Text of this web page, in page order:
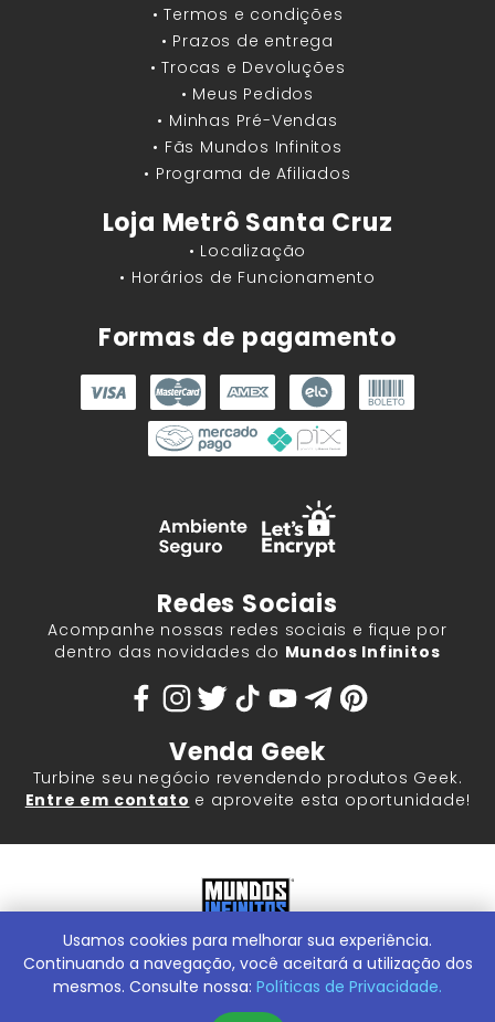
• Termos e condições
• Prazos de entrega
• Trocas e Devoluções
• Meus Pedidos
• Minhas Pré-Vendas
• Fãs Mundos Infinitos
• Programa de Afiliados
Loja Metrô Santa Cruz
• Localização
• Horários de Funcionamento
Formas de pagamento
Redes Sociais
Acompanhe nossas redes sociais e fique por
dentro das novidades do Mundos Infinitos
Venda Geek
Turbine seu negócio revendendo produtos Geek.
Entre em contato e aproveite esta oportunidade!
Mundos Infinitos - Publicações e Geek Store |ContentStuff
Publicações e Assinaturas Ltda. CNPJ - 05.859.917/0001-60.
Conheça nossa Loja Física:Rua Machado Bitencourt, 291 -
Usamos cookies para melhorar sua experiência.
Continuando a navegação, você aceitará a utilização dos
mesmos. Consulte nossa: Políticas de Privacidade.